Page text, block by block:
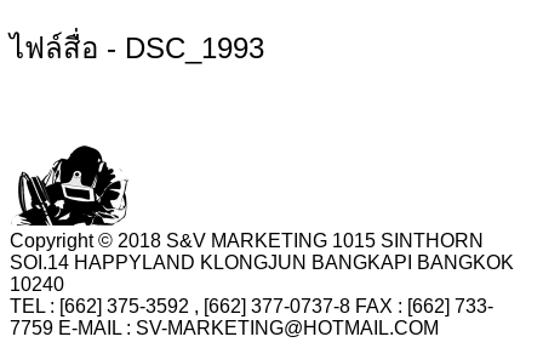
ไฟล์สื่อ - DSC_1993
Copyright © 2018 S&V MARKETING 1015 SINTHORN
SOI.14 HAPPYLAND KLONGJUN BANGKAPI BANGKOK
10240
TEL : [662] 375-3592 , [662] 377-0737-8 FAX : [662] 733-
7759 E-MAIL : SV-MARKETING@HOTMAIL.COM